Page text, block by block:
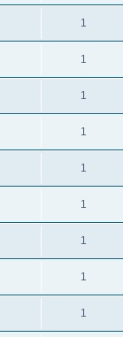
1
1
1
1
1
1
1
1
1